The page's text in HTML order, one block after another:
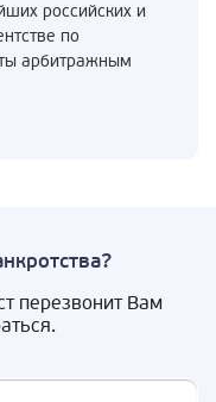
российских и
по
арбитражным
перезвонит Вам